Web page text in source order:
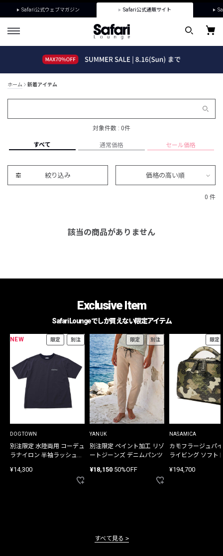
Safari公式ウェブマガジン Safari公式通販サイト
ホーム 新着アイテム
対象件数 : 0件
すべて 通常価格 セール価格
絞り込み 価格の高い順
0 件
該当の商品がありません
Exclusive Item
Safari Loungeでしか買えない限定アイテム
NEW 限定 別注
DOGTOWN
別注限定 水陸両用 コーデュ
ラナイロン 半袖ラッシュガ
¥14,300
限定 別注
YANUK
別注限定 ペイント加工 リゾ
ートジーンズ デニムパンツ
¥18,150 50%OFF
限定
NASAMICA
カモフラージュパ
ライビング ソフト
¥194,700
すべて見る